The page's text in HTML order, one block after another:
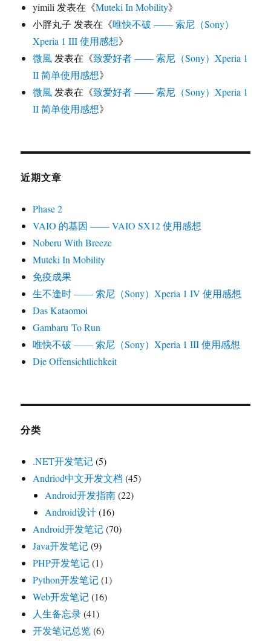
yimili 发表在《Muteki In Mobility》
小胖丸子 发表在《唯快不破 —— 索尼（Sony）
Xperia 1 III 使用感想》
微風 发表在《致爱好者 —— 索尼（Sony）Xperia 1
II 简单使用感想》
微風 发表在《致爱好者 —— 索尼（Sony）Xperia 1
II 简单使用感想》
近期文章
Phase 2
VAIO 的基因 —— VAIO SX12 使用感想
Noberu With Breeze
Muteki In Mobility
免疫成果
生不逢时 —— 索尼（Sony）Xperia 1 IV 使用感想
Das Kataomoi
Gambaru To Run
唯快不破 —— 索尼（Sony）Xperia 1 III 使用感想
Die Offensichtlichkeit
分类
.NET开发笔记(5)
Andriod中文开发文档 (45)
Android开发指南(22)
Android设计(16)
Android开发笔记(70)
Java开发笔记(9)
PHP开发笔记(1)
Python开发笔记(1)
Web开发笔记(16)
人生备忘录(41)
开发笔记总览(6)